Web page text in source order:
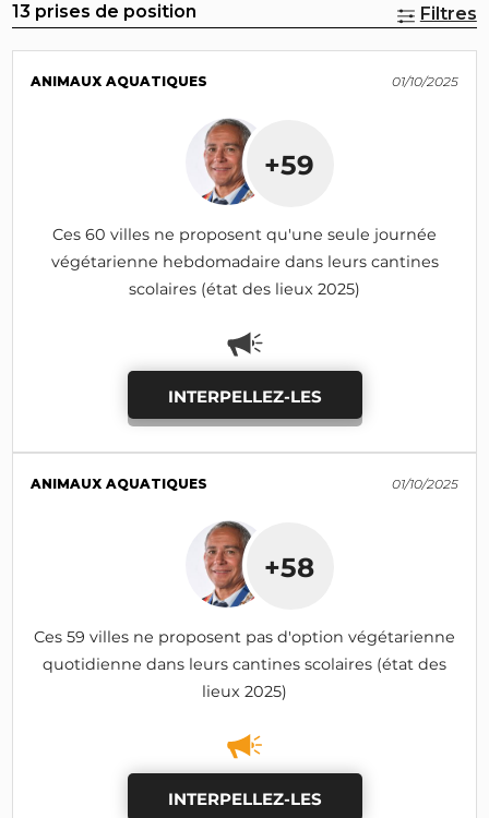
13 prises de position Filtres
ANIMAUX AQUATIQUES 01/10/2025
+59
Ces 60 villes ne proposent qu'une seule journée
végétarienne hebdomadaire dans leurs cantines
scolaires (état des lieux 2025)
INTERPELLEZ-LES
ANIMAUX AQUATIQUES 01/10/2025
+58
Ces 59 villes ne proposent pas d'option végétarienne
quotidienne dans leurs cantines scolaires (état des
lieux 2025)
INTERPELLEZ-LES